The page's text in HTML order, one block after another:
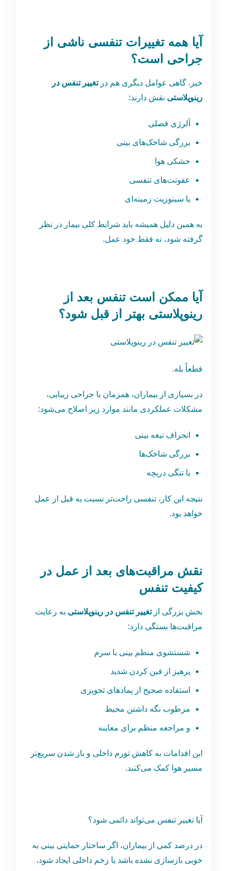
آیا همه تغییرات تنفسی ناشی از
جراحی است؟
خیر. گاهی عوامل دیگری هم درتغییر تنفس در
رینوپلاستی نقش دارند:
آلرژی فصلی
بزرگی شاخک‌های بینی
خشکی هوا
عفونت‌های تنفسی
یا سینوزیت زمینه‌ای
به همین دلیل همیشه باید شرایط کلی بیمار در نظر
گرفته شود، نه فقط خود عمل.
آیا ممکن است تنفس بعد از
رینوپلاستی بهتر از قبل شود؟
قطعاً بله.
در بسیاری از بیماران، همزمان با جراحی زیبایی،
مشکلات عملکردی مانند موارد زیر اصلاح می‌شود:
انحراف تیغه بینی
بزرگی شاخک‌ها
یا تنگی دریچه
نتیجه این کار، تنفسی راحت‌تر نسبت به قبل از عمل
خواهد بود.
نقش مراقبت‌های بعد از عمل در
کیفیت تنفس
بخش بزرگی ازتغییر تنفس در رینوپلاستی به رعایت
مراقبت‌ها بستگی دارد:
شستشوی منظم بینی با سرم
پرهیز از فین کردن شدید
استفاده صحیح از پمادهای تجویزی
مرطوب نگه داشتن محیط
و مراجعه منظم برای معاینه
این اقدامات به کاهش تورم داخلی و باز شدن سریع‌تر
مسیر هوا کمک می‌کنند.
آیا تغییر تنفس می‌تواند دائمی شود؟
در درصد کمی از بیماران، اگر ساختار حمایتی بینی به
‌خوبی بازسازی نشده باشد یا زخم داخلی ایجاد شود،